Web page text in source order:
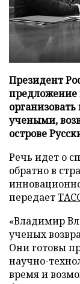
Президент
предложение
учеными,
острове
Речь идет о
обратно в
передает
«Владимир
ученых
Они готовы
научно-
время и